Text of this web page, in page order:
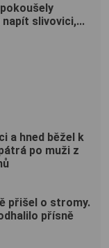
slivovici,...
a hned běžel k
po muži z
přišel o stromy.
přísně